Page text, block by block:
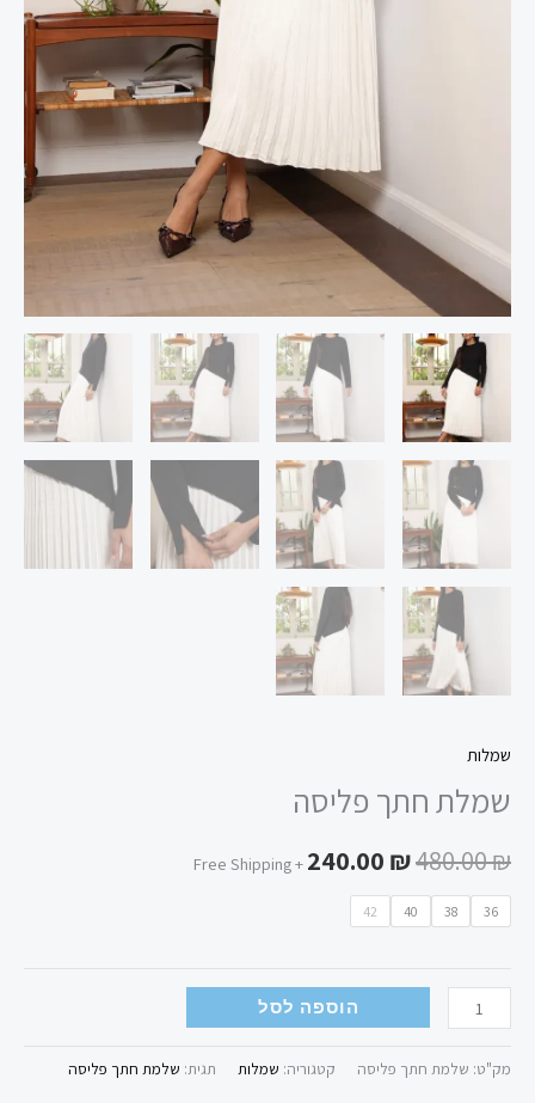
שמלות
שמלת חתך פליסה
480.00₪
240.00 ₪
+ Free Shipping
36
38
40
42
הוספה לסל
מק"ט: שלמת חתך פליסה קטגוריה: שמלות תגית: שלמת חתך פליסה